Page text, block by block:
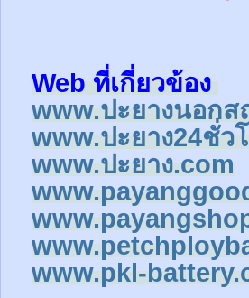
Web ที่เกี่ยวข้อง
www.ปะยางนอก
www.ปะยาง24ชั่ว
www.ปะยาง.com
www.pkl-